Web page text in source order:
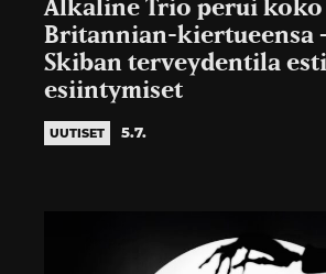
Alkaline Trio perui koko
Britannian-kiertueensa
Skiban terveydentila esti
esiintymiset
UUTISET 5.7.